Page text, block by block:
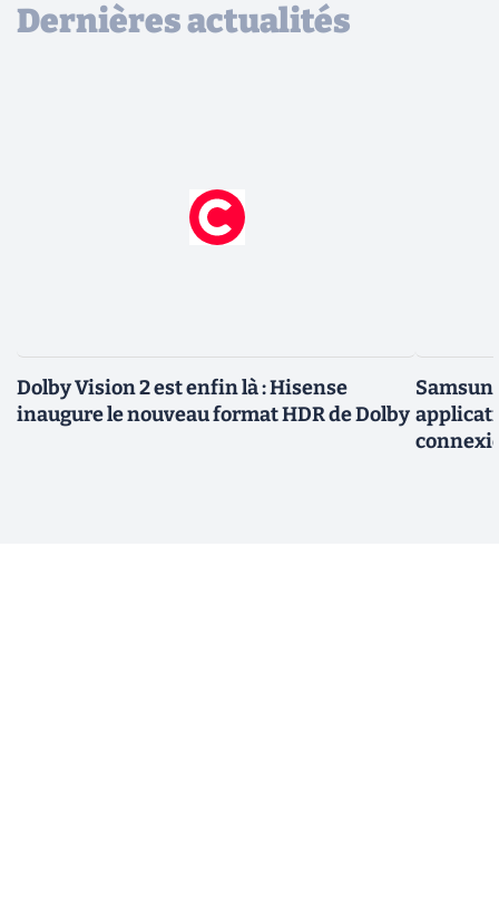
Dernières actualités
Dolby Vision 2 est enfin là : Hisense
inaugure le nouveau format HDR de Dolby